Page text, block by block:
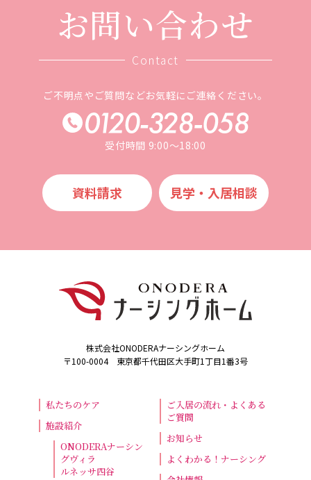
お問い合わせ
Contact
ご不明点やご質問などお気軽にご連絡ください。
受付時間 9:00～18:00
資料請求 ⾒学・⼊居相談
株式会社ONODERAナーシングホーム
〒100-0004 東京都千代田区大手町1丁目1番3号
私たちのケア
施設紹介
ONODERAナーシン
グヴィラ
ルネッサ四谷
ご入居の流れ・よくある
ご質問
お知らせ
よくわかる！ナーシング